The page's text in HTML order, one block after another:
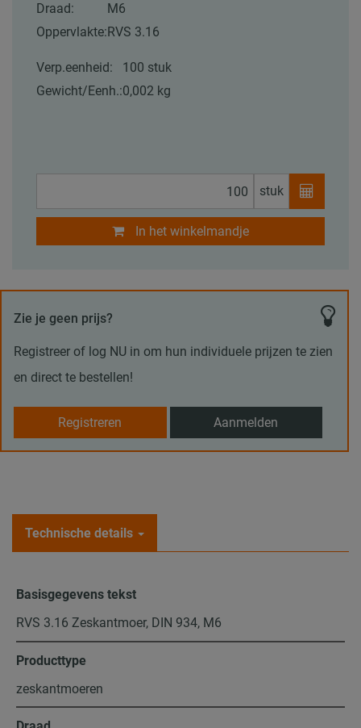
Draad:
M6
Oppervlakte: RVS 3.16
Verp.eenheid:
100 stuk
Gewicht/Eenh.:0,002 kg
stuk
In het winkelmandje
Zie je geen prijs?
Registreer of log NU in om hun individuele prijzen te zien
en direct te bestellen!
Registreren Aanmelden
Technische details
Basisgegevens tekst
RVS 3.16 Zeskantmoer, DIN 934, M6
Producttype
zeskantmoeren